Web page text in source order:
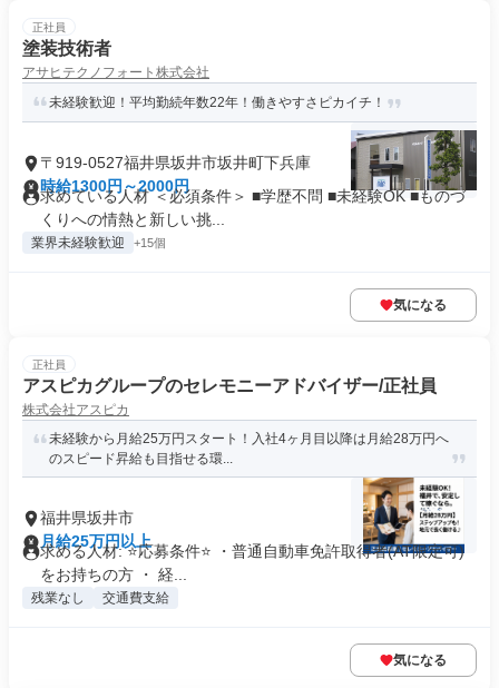
正社員
塗装技術者
アサヒテクノフォート株式会社
未経験歓迎！平均勤続年数22年！働きやすさピカイチ！
〒919-0527福井県坂井市坂井町下兵庫
時給1300円～2000円
求めている人材 ＜必須条件＞ ■学歴不問 ■未経験OK ■ものづ
くりへの情熱と新しい挑...
業界未経験歓迎 +15個
気になる
正社員
アスピカグループのセレモニーアドバイザー/正社員
株式会社アスピカ
未経験から月給25万円スタート！入社4ヶ月目以降は月給28万円へ
のスピード昇給も目指せる環...
福井県坂井市
月給25万円以上
求める人材: ⭐応募条件⭐ ・普通自動車免許取得者(AT限定可)
をお持ちの方 ・ 経...
残業なし 交通費支給
気になる